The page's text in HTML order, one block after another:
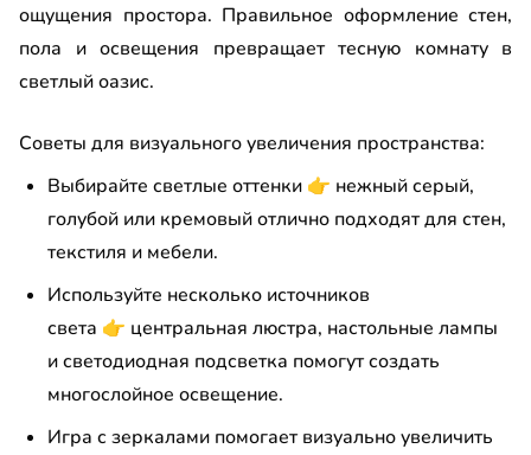
ощущения простора. Правильное оформление стен,
пола и освещения превращает тесную комнату в
светлый оазис.
Советы для визуального увеличения пространства:
Выбирайте светлые оттенки 👉 нежный серый,
голубой или кремовый отлично подходят для стен,
текстиля и мебели.
Используйте несколько источников
света 👉 центральная люстра, настольные лампы
и светодиодная подсветка помогут создать
многослойное освещение.
Игра с зеркалами помогает визуально увеличить